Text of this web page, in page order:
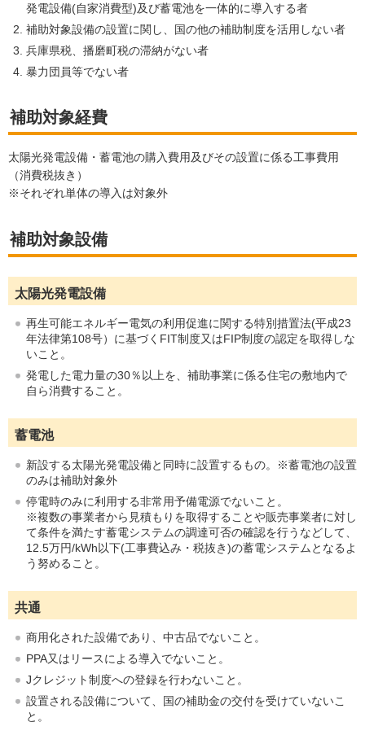
発電設備(自家消費型)及び蓄電池を一体的に導入する者
補助対象設備の設置に関し、国の他の補助制度を活用しない者
兵庫県税、播磨町税の滞納がない者
暴力団員等でない者
補助対象経費
太陽光発電設備・蓄電池の購入費用及びその設置に係る工事費用
（消費税抜き）
※それぞれ単体の導入は対象外
補助対象設備
太陽光発電設備
再生可能エネルギー電気の利用促進に関する特別措置法(平成23
年法律第108号）に基づくFIT制度又はFIP制度の認定を取得しな
いこと。
発電した電力量の30％以上を、補助事業に係る住宅の敷地内で
自ら消費すること。
蓄電池
新設する太陽光発電設備と同時に設置するもの。※蓄電池の設置
のみは補助対象外
停電時のみに利用する非常用予備電源でないこと。
※複数の事業者から見積もりを取得することや販売事業者に対し
て条件を満たす蓄電システムの調達可否の確認を行うなどして、
12.5万円/kWh以下(工事費込み・税抜き)の蓄電システムとなるよ
う努めること。
共通
商用化された設備であり、中古品でないこと。
PPA又はリースによる導入でないこと。
Jクレジット制度への登録を行わないこと。
設置される設備について、国の補助金の交付を受けていないこ
と。